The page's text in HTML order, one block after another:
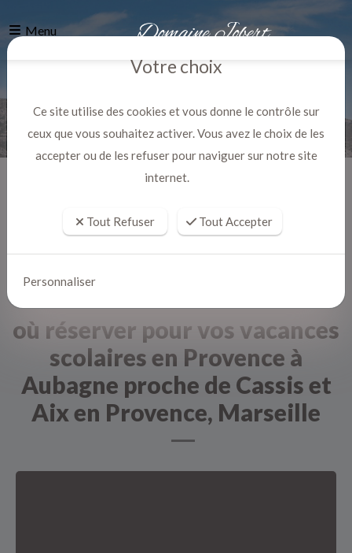
Menu
où réserver pour vos vacances
scolaires en Provence à
Aubagne proche de Cassis et
Aix en Provence, Marseille
Votre choix
Ce site utilise des cookies et vous donne le contrôle sur
ceux que vous souhaitez activer. Vous avez le choix de les
accepter ou de les refuser pour naviguer sur notre site
internet.
Tout Refuser Tout Accepter
Personnaliser